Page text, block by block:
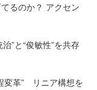
るのか？ アクセン
”と“俊敏性”を共存
変革” リニア構想を